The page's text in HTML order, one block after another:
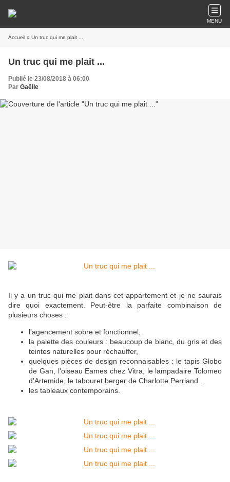
MENU
Accueil » Un truc qui me plait ...
Un truc qui me plait ...
Publié le 23/08/2018 à 06:00
Par Gaëlle
Il y a un truc qui me plait dans cet appartement et je ne saurais
dire quoi exactement. Peut-être la parfaite combinaison de
plusieurs choses :
l'agencement sobre et fonctionnel,
la palette des couleurs : beaucoup de blanc, du gris et des
teintes naturelles pour réchauffer,
quelques pièces de design reconnaisables : le tapis Globo
de Gan, l'oiseau Eames chez Vitra, le lampadaire Tolomeo
d'Artemide, le tabouret berger de Charlotte Perriand...
les tableaux contemporains.